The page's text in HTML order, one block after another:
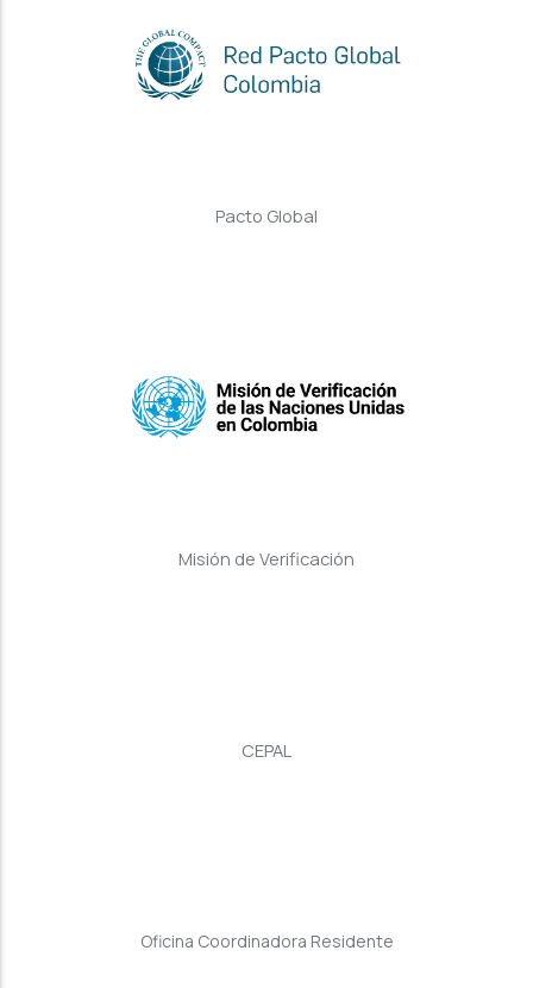
Pacto Global
Misión de Verificación
CEPAL
Oficina Coordinadora Residente